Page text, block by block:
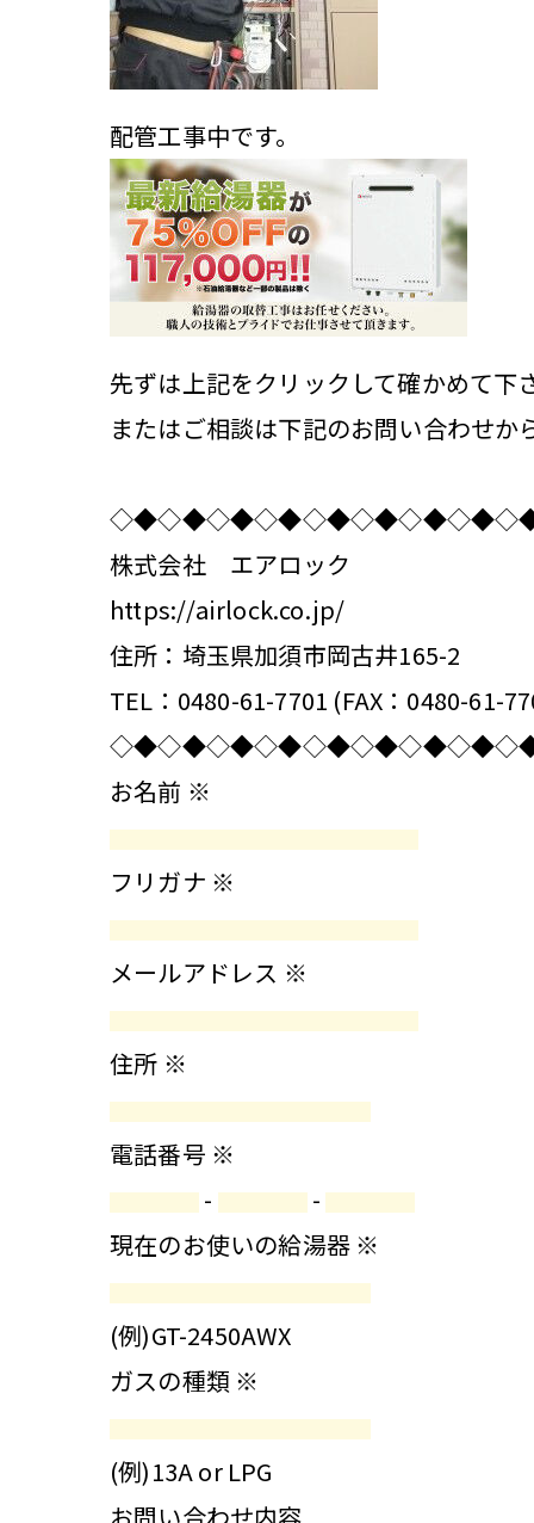
配管工事中です。
先ずは上記をクリックして確かめて下
またはご相談は下記のお問い合わせか
株式会社 エアロック
https://airlock.co.jp/
住所：埼玉県加須市岡古井165-2
TEL：0480-61-7701 (FAX：0480-61-
お名前 ※
フリガナ ※
メールアドレス ※
住所 ※
電話番号 ※
-
-
現在のお使いの給湯器 ※
(例)GT-2450AWX
ガスの種類 ※
(例)13A or LPG